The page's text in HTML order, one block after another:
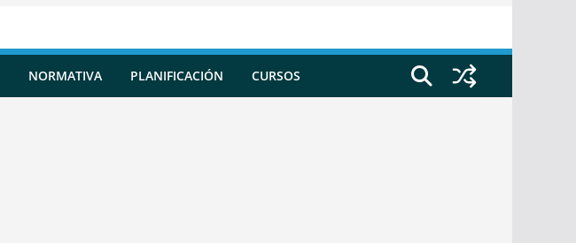
NORMATIVA PLANIFICACIÓN CURSOS